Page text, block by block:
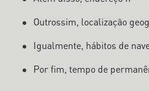
Outrossim, localização
Igualmente, hábitos de
Por fim, tempo de